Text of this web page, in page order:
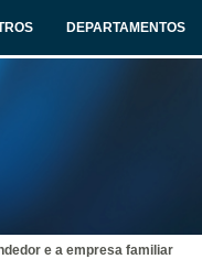
DEPARTAMENTOS
e a empresa familiar